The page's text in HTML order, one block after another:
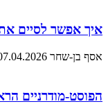
איך אפשר לסיים
אסף בן-שחר
הפוסט-מודרניים